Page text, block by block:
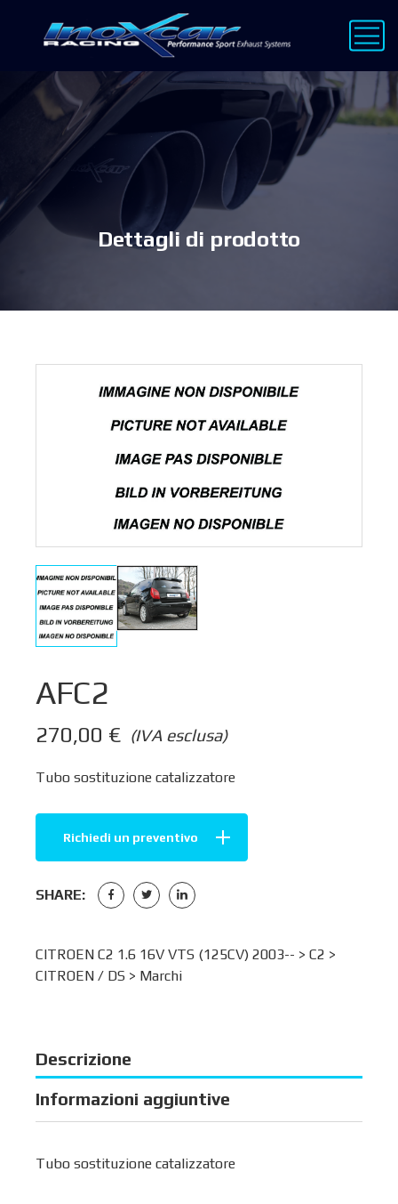
Dettagli di prodotto
AFC2
(IVA esclusa)
270,00 €
Tubo sostituzione catalizzatore
Richiedi un preventivo
SHARE:
CITROEN C2 1.6 16V VTS (125CV) 2003-- > C2 >
CITROEN / DS > Marchi
Descrizione
Informazioni aggiuntive
Tubo sostituzione catalizzatore